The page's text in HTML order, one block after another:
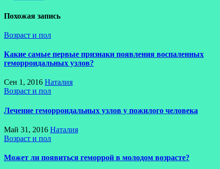
Похожая запись
Возраст и пол
Какие самые первые признаки появления воспаленных
геморроидальных узлов?
Сен 1, 2016 Наталия
Возраст и пол
Лечение геморроидальных узлов у пожилого человека
Май 31, 2016 Наталия
Возраст и пол
Может ли появиться геморрой в молодом возрасте?